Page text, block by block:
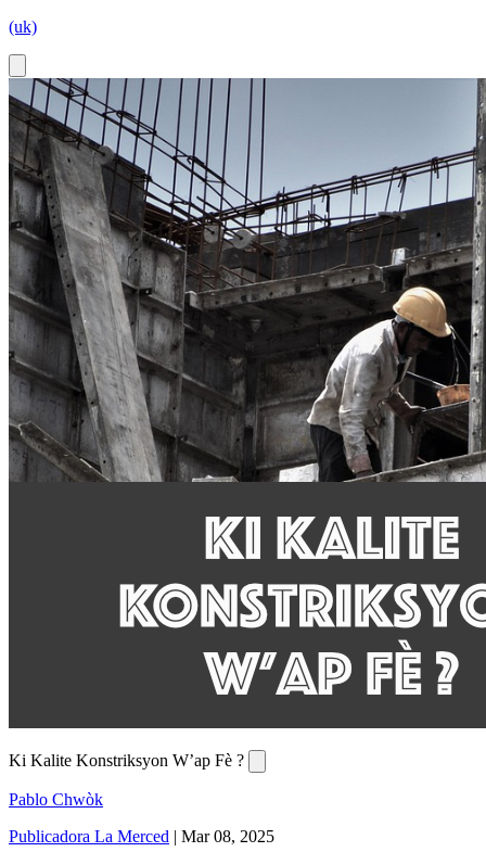
(uk)
Ki Kalite Konstriksyon W’ap Fè ?
Pablo Chwòk
Publicadora La Merced | Mar 08, 2025